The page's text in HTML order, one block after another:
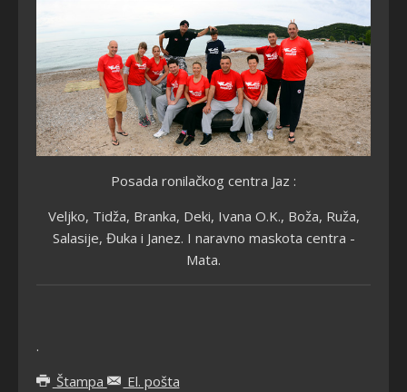
Posada ronilačkog centra Jaz :
Veljko, Tidža, Branka, Deki, Ivana O.K., Boža, Ruža,
Salasije, Đuka i Janez. I naravno maskota centra -
Mata.
.
Štampa
El. pošta